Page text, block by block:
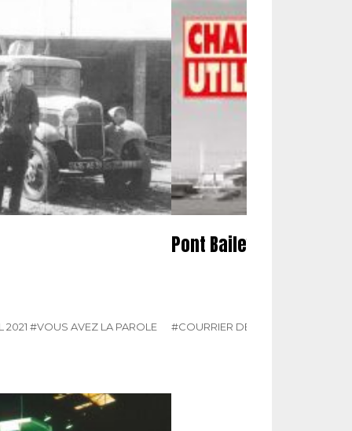
2021 #VOUS AVEZ LA PAROLE
Pont Bailey
#COURRIER DES LECTEURS